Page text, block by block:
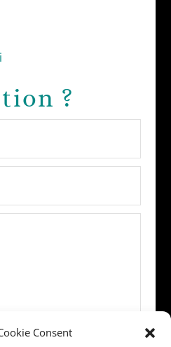
Consent
?
ENVOYER